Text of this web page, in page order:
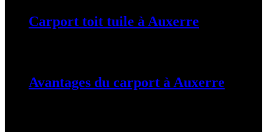
Carport toit tuile à Auxerre
Avantages du carport à Auxerre